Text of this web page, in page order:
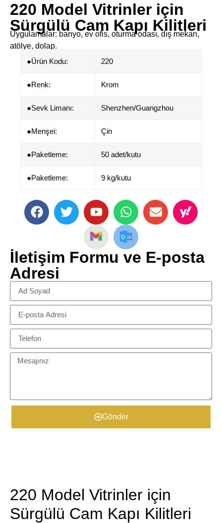
​​220 Model Vitrinler için
Sürgülü Cam Kapı Kilitleri​
Uygulamalar: banyo, ev ofis, oturma odası, dış mekan,
atölye, dolap.
●Ürün Kodu:
220
●​​Renk: Krom
●Sevk Limanı: Shenzhen/Guangzhou
●​Menşei: Çin
●Paketleme: 50 adet/kutu
●Paketleme: 9 kg/kutu
İletişim Formu ve E-posta
Adresi
Gönder
​​​​220 Model Vitrinler için
Sürgülü Cam Kapı Kilitleri​